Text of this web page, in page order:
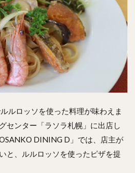
ルロッソを使った料理が味わえま
センター「ラソラ札幌」に出店し
DINING D」では、店主が
と、ルルロッソを使ったピザを提